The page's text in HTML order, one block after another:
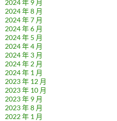
2024 年 9 月
2024 年 8 月
2024 年 7 月
2024 年 6 月
2024 年 5 月
2024 年 4 月
2024 年 3 月
2024 年 2 月
2024 年 1 月
2023 年 12 月
2023 年 10 月
2023 年 9 月
2023 年 8 月
2022 年 1 月